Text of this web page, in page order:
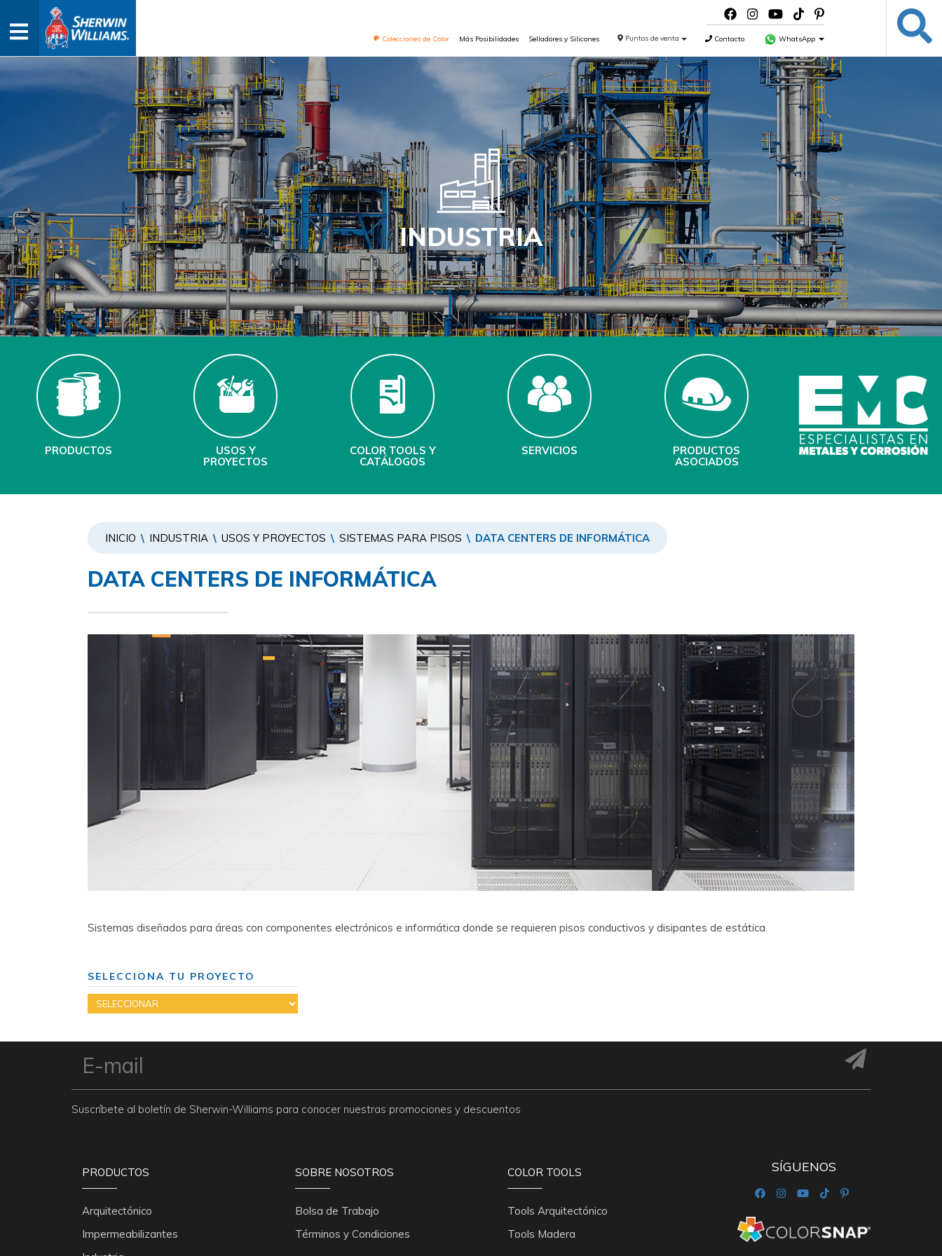
Colecciones de Color Más Posibilidades Selladores y Silicones Puntos de venta Contacto WhatsApp
INDUSTRIA
PRODUCTOS
USOS Y
PROYECTOS
COLOR TOOLS Y
CATÁLOGOS
SERVICIOS
PRODUCTOS
ASOCIADOS
INICIO \ INDUSTRIA \ USOS Y PROYECTOS \ SISTEMAS PARA PISOS \ DATA CENTERS DE INFORMÁTICA
DATA CENTERS DE INFORMÁTICA
Sistemas diseñados para áreas con componentes electrónicos e informática donde se requieren pisos conductivos y disipantes de estática.
SELECCIONA TU PROYECTO
Suscríbete al boletín de Sherwin-Williams para conocer nuestras promociones y descuentos
PRODUCTOS
Arquitectónico
Impermeabilizantes
SOBRE NOSOTROS
Bolsa de Trabajo
Términos y Condiciones
COLOR TOOLS
Tools Arquitectónico
Tools Madera
SÍGUENOS